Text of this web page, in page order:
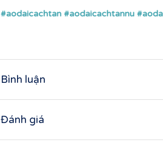
#aodaicachtan #aodaicachtannu
Bình luận
Đánh giá